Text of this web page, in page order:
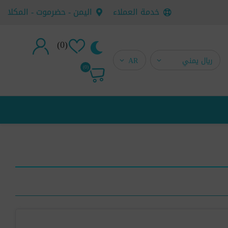
خدمة العملاء اليمن - حضرموت - المكلا
(0)
تسجيل جديد(0)